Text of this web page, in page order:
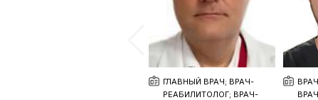
ГЛАВНЫЙ ВРАЧ; ВРАЧ-
РЕАБИЛИТОЛОГ; ВРАЧ-